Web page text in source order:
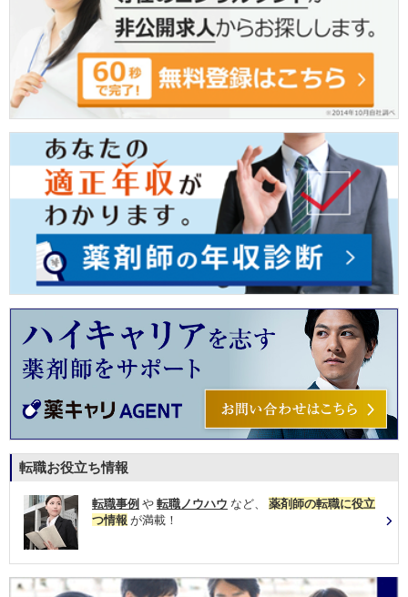
転職お役立ち情報
転職事例 や 転職ノウハウ など、 薬剤師の転職に役立
つ情報 が満載！